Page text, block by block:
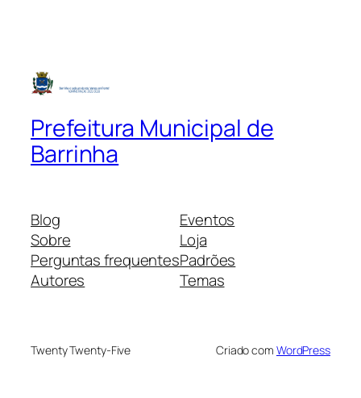
Prefeitura Municipal de
Barrinha
Blog
Sobre
Perguntas frequentes
Autores
Eventos
Loja
Padrões
Temas
Twenty Twenty-Five Criado com WordPress